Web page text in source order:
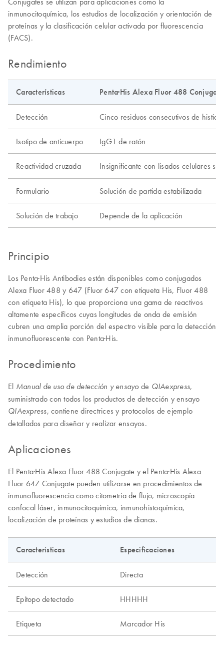
inmunocitoquímica, los estudios de localización y orientación de
proteínas y la clasificación celular activada por fluorescencia
(FACS).
Rendimiento
Características Penta·His Alexa Fluor 488 Conjugate
Detección Cinco residuos consecutivos de
Isotipo de anticuerpo IgG1 de ratón
Reactividad cruzada Insignificante con lisados celulares
Formulario Solución de partida estabilizada
Solución de trabajo Depende de la aplicación
Principio
Los Penta·His Antibodies están disponibles como conjugados
Alexa Fluor 488 y 647 (Fluor 647 con etiqueta His, Fluor 488
con etiqueta His), lo que proporciona una gama de reactivos
altamente específicos cuyas longitudes de onda de emisión
cubren una amplia porción del espectro visible para la detección
inmunofluorescente con Penta·His.
Procedimiento
El Manual de uso de detección y ensayo de QIAexpress,
suministrado con todos los productos de detección y ensayo
QIAexpress, contiene directrices y protocolos de ejemplo
detallados para diseñar y realizar ensayos.
Aplicaciones
El Penta·His Alexa Fluor 488 Conjugate y el Penta·His Alexa
Fluor 647 Conjugate pueden utilizarse en procedimientos de
inmunofluorescencia como citometría de flujo, microscopía
confocal láser, inmunocitoquímica, inmunohistoquímica,
localización de proteínas y estudios de dianas.
Características Especificaciones
Detección Directa
Epítopo detectado HHHHH
Etiqueta Marcador His